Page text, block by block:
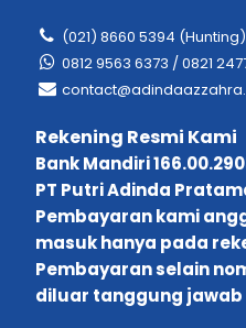
(021) 8660 5394 (Hunting)
0812 9563 6373 / 0821
Rekening Resmi Kami
Bank Mandiri
PT Putri Adinda
Pembayaran kami
masuk hanya pada
Pembayaran selain
diluar tanggung jawab